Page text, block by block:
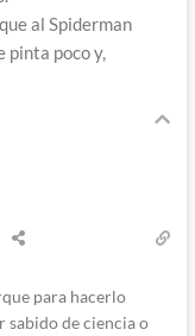
al Spiderman
pinta poco y,
para hacerlo
de ciencia o